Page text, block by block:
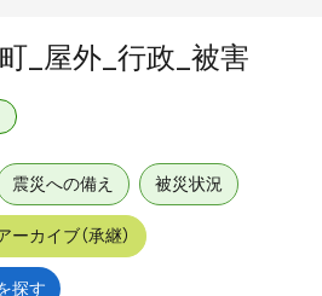
_屋外_行政_被害
震災への備え 被災状況
カイブ（承継）
探す